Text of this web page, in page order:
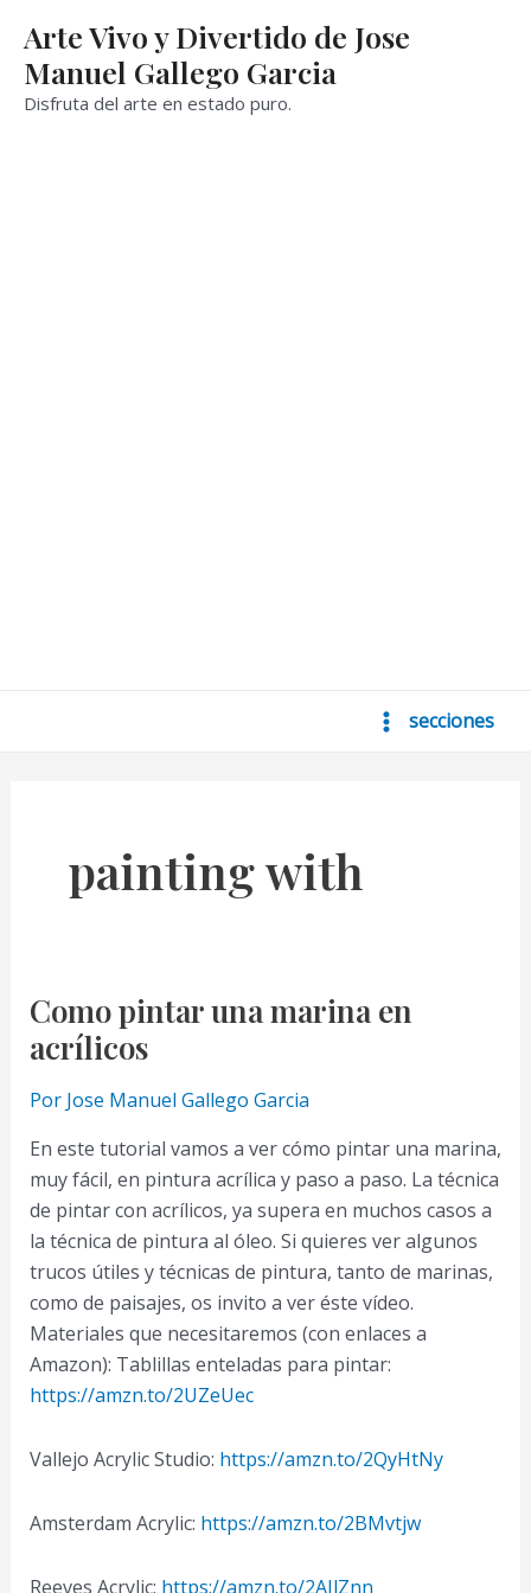
contenido
Arte Vivo y Divertido de Jose
Manuel Gallego Garcia
Disfruta del arte en estado puro.
Main
secciones
painting with
Como pintar una marina en
acrílicos
Por Jose Manuel Gallego Garcia
En este tutorial vamos a ver cómo pintar una marina,
muy fácil, en pintura acrílica y paso a paso. La técnica
de pintar con acrílicos, ya supera en muchos casos a
la técnica de pintura al óleo. Si quieres ver algunos
trucos útiles y técnicas de pintura, tanto de marinas,
como de paisajes, os invito a ver éste vídeo.
Materiales que necesitaremos (con enlaces a
Amazon): Tablillas enteladas para pintar:
https://amzn.to/2UZeUec
Vallejo Acrylic Studio: https://amzn.to/2QyHtNy
Amsterdam Acrylic: https://amzn.to/2BMvtjw
Reeves Acrylic: https://amzn.to/2AIlZnn